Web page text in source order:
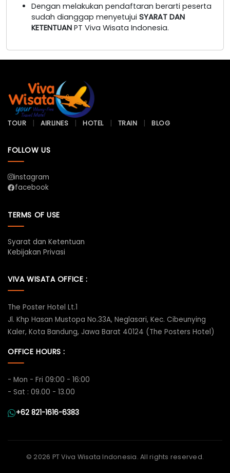
Dengan melakukan pendaftaran berarti peserta
sudah dianggap menyetujui SYARAT DAN
KETENTUAN PT Viva Wisata Indonesia.
TOUR AIRLINES HOTEL TRAIN BLOG
FOLLOW US
instagram
facebook
TERMS OF USE
Syarat dan Ketentuan
Kebijakan Privasi
VIVA WISATA OFFICE :
The Poster Hotel Lt.1
Jl. Khp Hasan Mustopa No.33A, Neglasari, Kec. Cibeunying
Kaler, Kota Bandung, Jawa Barat 40124 (The Posters Hotel)
OFFICE HOURS :
- Mon - Fri 09:00 - 16:00
- Sat : 09.00 - 13.00
+62 821-1616-6383
© 2026 PT Viva Wisata Indonesia. All rights reserved.